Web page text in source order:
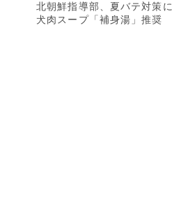
北朝鮮指導部、夏バテ対策に
犬肉スープ「補身湯」推奨